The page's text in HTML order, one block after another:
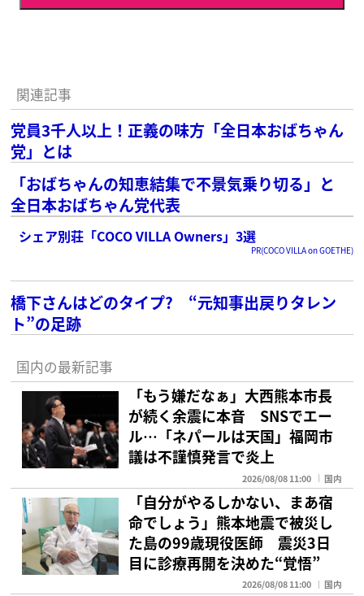
関連記事
党員3千人以上！正義の味方「全日本おばちゃん
党」とは
「おばちゃんの知恵結集で不景気乗り切る」と
全日本おばちゃん党代表
シェア別荘「COCO VILLA Owners」3選
PR(COCO VILLA on GOETHE)
橋下さんはどのタイプ? “元知事出戻りタレン
ト”の足跡
国内の最新記事
「もう嫌だなぁ」大西熊本市長
が続く余震に本音 SNSでエー
ル…「ネパールは天国」福岡市
議は不謹慎発言で炎上
2026/08/08 11:00 国内
「自分がやるしかない、まあ宿
命でしょう」熊本地震で被災し
た島の99歳現役医師 震災3日
目に診療再開を決めた“覚悟”
2026/08/08 11:00 国内